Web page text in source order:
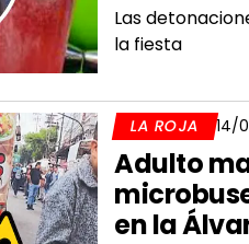
Las
la fiesta
LA ROJA 14/
Adulto
en la